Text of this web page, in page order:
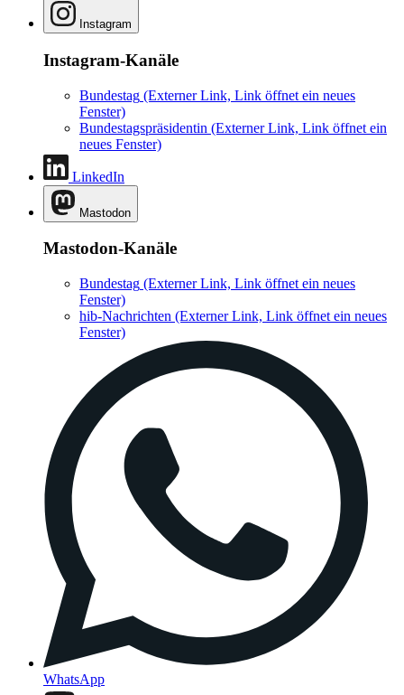
Instagram
Instagram-Kanäle
Bundestag (Externer Link, Link öffnet ein neues
Fenster)
Bundestagspräsidentin (Externer Link, Link öffnet ein
neues Fenster)
LinkedIn
Mastodon
Mastodon-Kanäle
Bundestag (Externer Link, Link öffnet ein neues
Fenster)
hib-Nachrichten (Externer Link, Link öffnet ein neues
Fenster)
WhatsApp